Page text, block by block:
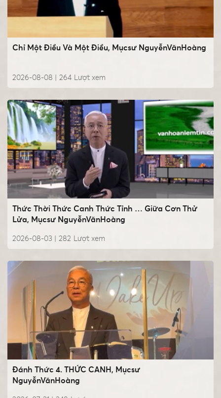
Chỉ Một Điều Và Một Điều, Mụcsư NguyễnVănHoàng
2026-08-08 | Lượt xem
264
Thức Thời Thức Canh Thức Tỉnh … Giữa Cơn Thử
Lửa, Mụcsư NguyễnVănHoàng
2026-08-03 | Lượt xem
282
Đánh Thức 4. THỨC CANH, Mụcsư
NguyễnVănHoàng